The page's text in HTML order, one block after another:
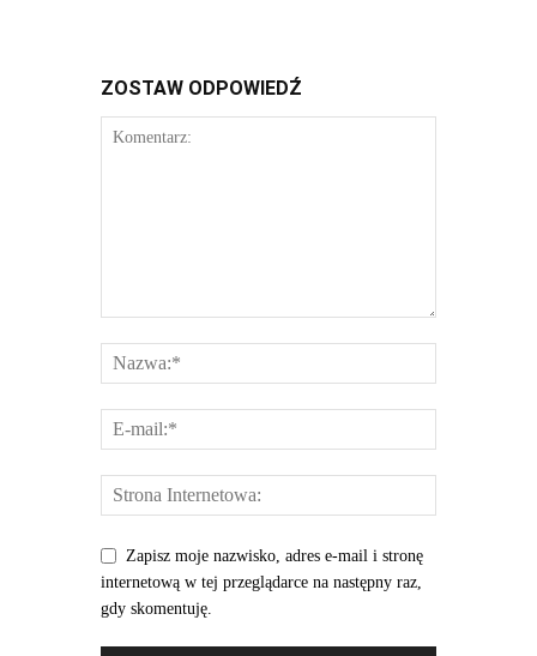
ZOSTAW ODPOWIEDŹ
Zapisz moje nazwisko, adres e-mail i stronę
internetową w tej przeglądarce na następny raz,
gdy skomentuję.